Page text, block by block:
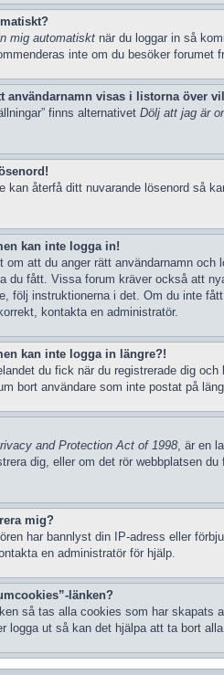
mig automatiskt när du loggar in så
inte om du besöker
användarnamn visas i listorna över
finns alternativet Dölj att jag är
kan återfå ditt nuvarande lösenord så
kan inte logga in!
om att du anger rätt användarnamn
du fått. Vissa forum kräver också att
följ instruktionerna i det. Om du inte
kontakta en administratör.
kan inte logga in längre?!
du fick när du registrerade dig
bort användare som inte postat på
and Protection Act of 1998, är en
dig, eller om det rör webbplatsen
mig?
har bannlyst din IP-adress eller
en administratör för hjälp.
länken?
så tas alla cookies som har skapats
logga ut så kan det hjälpa att ta bort